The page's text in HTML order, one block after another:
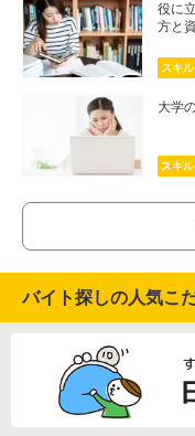
役に
方と
スキ
大学
スキ
バイト探しの人気こ